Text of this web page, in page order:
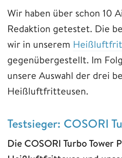
Wir haben über schon 10
Redaktion getestet. Die
wir in unserem
gegenübergestellt. Im
unsere Auswahl der drei
Heißluftfritteusen.
Testsieger: COSORI
Die COSORI Turbo Tower